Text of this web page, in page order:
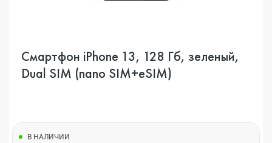
Смартфон iPhone 13, 128 Гб, зеленый,
Dual SIM (nano SIM+eSIM)
В НАЛИЧИИ